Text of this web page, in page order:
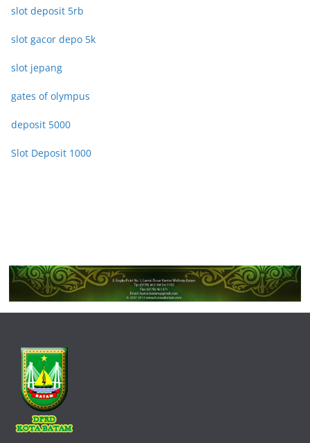
slot deposit 5rb
slot gacor depo 5k
slot jepang
gates of olympus
deposit 5000
Slot Deposit 1000